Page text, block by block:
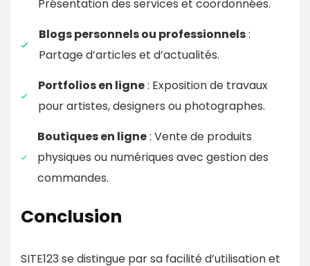
Présentation des services et coordonnées.​
Blogs personnels ou professionnels:
Partage d’articles et d’actualités.​
Portfolios en ligne: Exposition de travaux
pour artistes, designers ou photographes.​
Boutiques en ligne: Vente de produits
physiques ou numériques avec gestion des
commandes.​
Conclusion
SITE123 se distingue par sa facilité d’utilisation et